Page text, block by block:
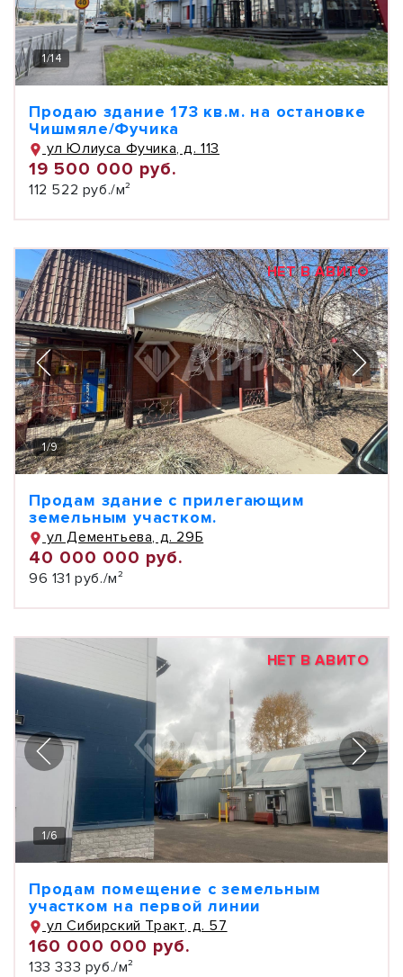
1/14
Продаю здание 173 кв.м. на остановке
Чишмяле/Фучика
ул Юлиуса Фучика, д. 113
19 500 000 руб.
112 522 руб./м²
НЕТ В АВИТО
1/9
Продам здание с прилегающим
земельным участком.
ул Дементьева, д. 29Б
40 000 000 руб.
96 131 руб./м²
НЕТ В АВИТО
1/6
Продам помещение с земельным
участком на первой линии
ул Сибирский Тракт, д. 57
160 000 000 руб.
133 333 руб./м²